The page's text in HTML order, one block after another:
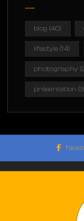
blog (40)
lifestyle (14)
photography
présentation